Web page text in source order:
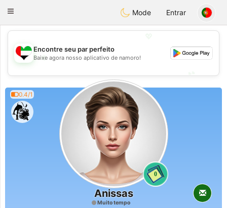
EmiratesChat
Toggle
Mode Entrar
💖
💕
Encontre seu par perfeito
Baixe agora nosso aplicativo de namoro!
0.4/1
0
Anissas
Muito tempo